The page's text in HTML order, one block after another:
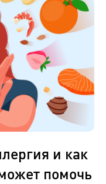
и как
помочь